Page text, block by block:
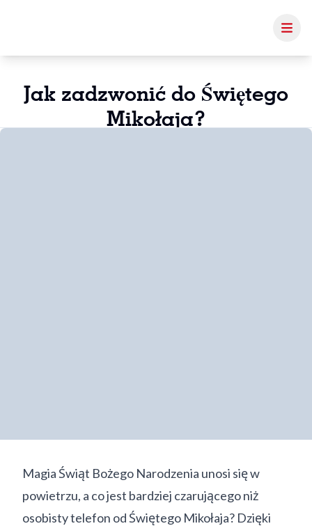
Jak zadzwonić do Świętego
Mikołaja?
Magia Świąt Bożego Narodzenia unosi się w
powietrzu, a co jest bardziej czarującego niż
osobisty telefon od Świętego Mikołaja? Dzięki